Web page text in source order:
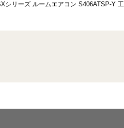
シリーズ ルームエアコン S406ATSP-Y